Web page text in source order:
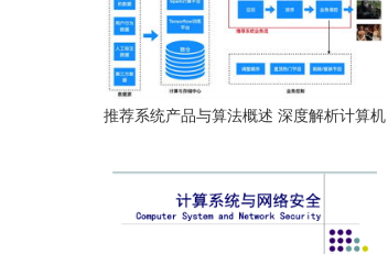
推荐系统产品与算法概述 深度解析计算机